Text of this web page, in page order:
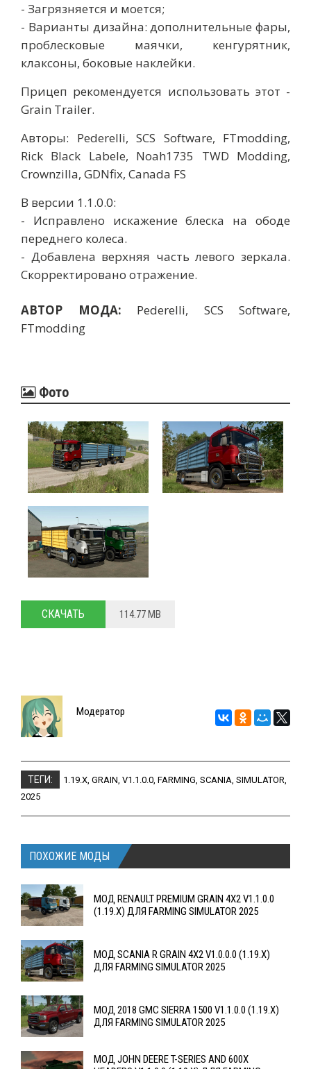
- Загрязняется и моется;
- Варианты дизайна: дополнительные фары,
проблесковые маячки, кенгурятник,
клаксоны, боковые наклейки.
Прицеп рекомендуется использовать этот -
Grain Trailer.
Авторы: Pederelli, SCS Software, FTmodding,
Rick Black Labele, Noah1735 TWD Modding,
Crownzilla, GDNfix, Canada FS
В версии 1.1.0.0:
- Исправлено искажение блеска на ободе
переднего колеса.
- Добавлена ​​верхняя часть левого зеркала.
Скорректировано отражение.
АВТОР МОДА: Pederelli, SCS Software,
FTmodding
Фото
СКАЧАТЬ 114.77 MB
Модератор
ТЕГИ: 1.19.X, GRAIN, V1.1.0.0, FARMING, SCANIA, SIMULATOR,
2025
ПОХОЖИЕ МОДЫ
МОД RENAULT PREMIUM GRAIN 4X2 V1.1.0.0
(1.19.X) ДЛЯ FARMING SIMULATOR 2025
МОД SCANIA R GRAIN 4X2 V1.0.0.0 (1.19.X)
ДЛЯ FARMING SIMULATOR 2025
МОД 2018 GMC SIERRA 1500 V1.1.0.0 (1.19.X)
ДЛЯ FARMING SIMULATOR 2025
МОД JOHN DEERE T-SERIES AND 600X